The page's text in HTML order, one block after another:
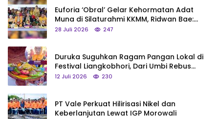
Euforia ‘Obral’ Gelar Kehormatan Adat
Muna di Silaturahmi KKMM, Ridwan Bae:
Saya Bukan Tipe Begitu, Belum Pantas!
28 Juli 2026 247
Duruka Suguhkan Ragam Pangan Lokal di
Festival Liangkobhori, Dari Umbi Rebus
hingga Tumpeng Beras Muna
12 Juli 2026 230
PT Vale Perkuat Hilirisasi Nikel dan
Keberlanjutan Lewat IGP Morowali